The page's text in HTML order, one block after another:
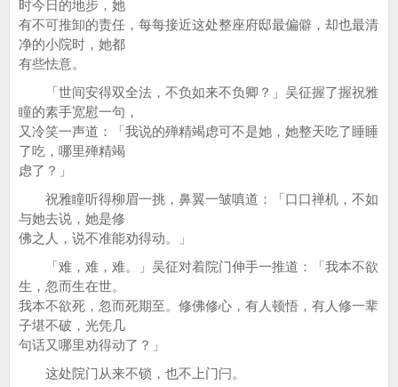
时今日的地步，她
有不可推卸的责任，每每接近这处整座府邸最偏僻，却也最清
净的小院时，她都
有些怯意。
「世间安得双全法，不负如来不负卿？」吴征握了握祝雅
瞳的素手宽慰一句，
又冷笑一声道：「我说的殚精竭虑可不是她，她整天吃了睡睡
了吃，哪里殚精竭
虑了？」
祝雅瞳听得柳眉一挑，鼻翼一皱嗔道：「口口禅机，不如
与她去说，她是修
佛之人，说不准能劝得动。」
「难，难，难。」吴征对着院门伸手一推道：「我本不欲
生，忽而生在世。
我本不欲死，忽而死期至。修佛修心，有人顿悟，有人修一辈
子堪不破，光凭几
句话又哪里劝得动了？」
这处院门从来不锁，也不上门闩。